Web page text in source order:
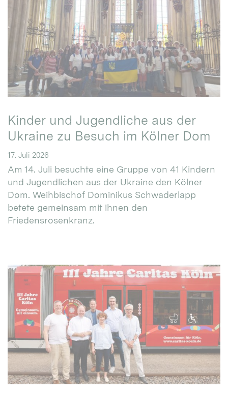
Kinder und Jugendliche aus der
Ukraine zu Besuch im Kölner Dom
17. Juli 2026
Am 14. Juli besuchte eine Gruppe von 41 Kindern
und Jugendlichen aus der Ukraine den Kölner
Dom. Weihbischof Dominikus Schwaderlapp
betete gemeinsam mit ihnen den
Friedensrosenkranz.